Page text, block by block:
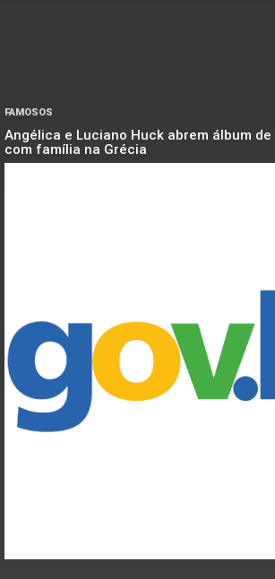
FAMOSOS
Angélica e Luciano Huck abrem álbum
com família na Grécia